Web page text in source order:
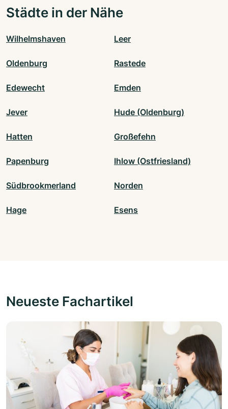
Städte in der Nähe
Wilhelmshaven Leer
Oldenburg Rastede
Edewecht Emden
Jever Hude (Oldenburg)
Hatten Großefehn
Papenburg Ihlow (Ostfriesland)
Südbrookmerland Norden
Hage Esens
Neueste Fachartikel